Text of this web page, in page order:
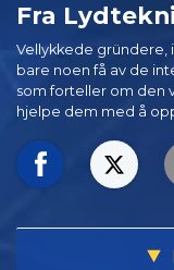
Fra
Vellykkede
bare noen få av de
som forteller om den
hjelpe dem med å